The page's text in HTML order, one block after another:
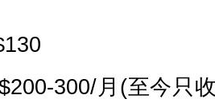
300/月(至今只